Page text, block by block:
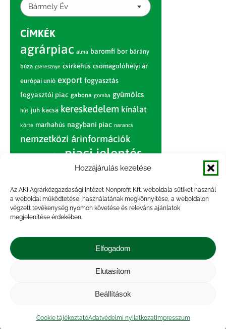
Hozzájárulás kezelése
Az AKI Agrárközgazdasági Intézet Nonprofit Kft. weboldala sütiket használ
a weboldal működtetése, használatának megkönnyítése, a weboldalon
végzett tevékenység nyomon követése és releváns ajánlatok
megjelenítése érdekében.
Elfogadom
Elutasítom
Beállítások
Cookie tájékoztatóAdatvédelmi nyilatkozatImpresszum
Bármely Év
CÍMKÉK
agrárpiac alma baromfi bor bárány
búza cseresznye csirkehús csomagolóhelyi ár
európai unió export fogyasztás
fogyasztói piac gabona gomba gyümölcs
hús juh kacsa kereskedelem kínálat
körte marhahús nagybani piac narancs
nemzetközi árinformációk
piac piaci jelentés
sertés sertéshús
szarvasmarha termelés termelői
ár tojás világpiac
vágóbárány
vágómarha vágósertés
Kapcsolat |
tájékoztató